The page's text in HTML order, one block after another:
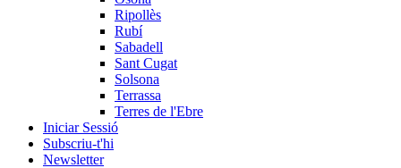
Ripollès
Rubí
Sabadell
Sant Cugat
Solsona
Terrassa
Terres de l'Ebre
Iniciar Sessió
Subscriu-t'hi
Newsletter